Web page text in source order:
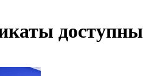
доступны